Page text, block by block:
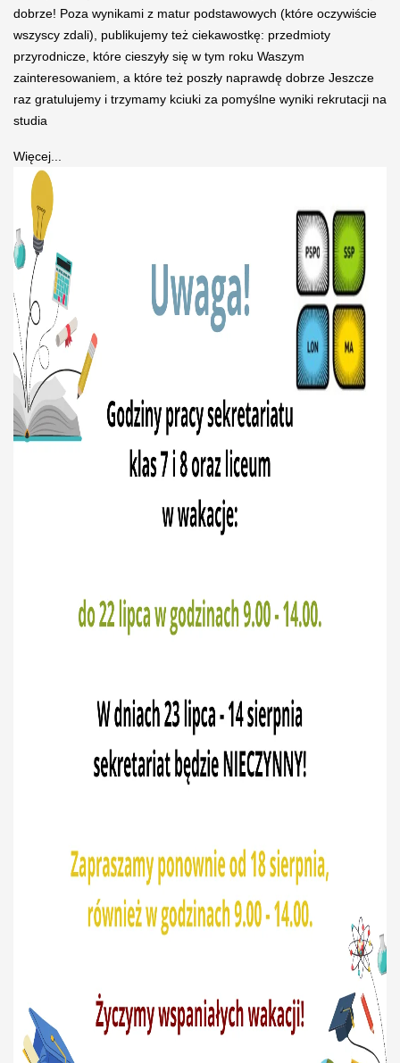
dobrze! Poza wynikami z matur podstawowych (które oczywiście
wszyscy zdali), publikujemy też ciekawostkę: przedmioty
przyrodnicze, które cieszyły się w tym roku Waszym
zainteresowaniem, a które też poszły naprawdę dobrze Jeszcze
raz gratulujemy i trzymamy kciuki za pomyślne wyniki rekrutacji na
studia
Więcej...
Strefa ucznia Strefa rodzica